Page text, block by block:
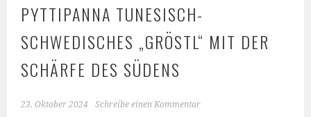
PYTTIPANNA TUNESISCH-
SCHWEDISCHES „GRÖSTL“ MIT DER
SCHÄRFE DES SÜDENS
23. Oktober 2024 Schreibe einen Kommentar